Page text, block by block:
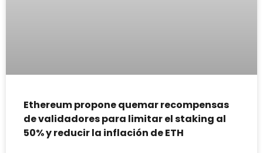
Ethereum propone quemar recompensas
de validadores para limitar el staking al
50% y reducir la inflación de ETH